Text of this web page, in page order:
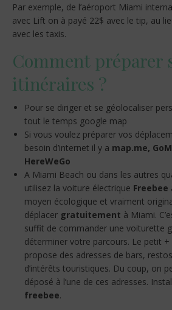
Par exemple, de l’aéroport Miami
avec Lift on à payé 22$ avec le tip, au
avec les taxis.
Comment préparer
itinéraires ?
Pour se diriger et se géolocaliser
tout le temps google map
Si vous voulez préparer vos
besoin d’internet il y a map.me,
HereWeGo
A Miami Beach ou dans les autres
utilisez la voiture électrique Freebee
moyen écologique et vraiment
déplacer gratuitement à Miami.
suffit de commander une voiturette
déterminer votre parcours. Le petit +
propose des adresses de bars,
d’intérêts touristiques. Du coup, on
déposé à l’une de ces adresses.
freebee.